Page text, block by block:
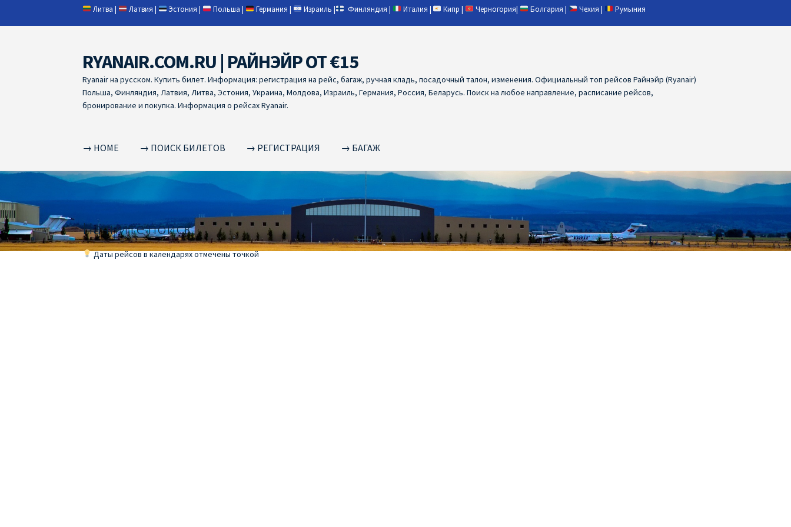
Литва | Латвия | Эстония | Польша | Германия | Израиль | Финляндия | Италия | Кипр | Черногория| Болгария | Чехия | Румыния
Skip
to
navigation
Skip
to
content
RYANAIR.COM.RU | РАЙНЭЙР ОТ €15
Ryanair на русском. Купить билет. Информация: регистрация на рейс, багаж, ручная кладь, посадочный талон, изменения. Официальный топ рейсов Райнэйр (Ryanair)
Польша, Финляндия, Латвия, Литва, Эстония, Украина, Молдова, Израиль, Германия, Россия, Беларусь. Поиск на любое направление, расписание рейсов,
бронирование и покупка. Информация о рейсах Ryanair.
→ HOME → ПОИСК БИЛЕТОВ → РЕГИСТРАЦИЯ → БАГАЖ
HomeRYANAIR | ПОИСК АВИАБИЛЕТОВ Ryanair ГерманияRyanair ГрецияRyanair дешевые авиабилеты
RYANAIR ДОБАВИТЬ БАГАЖRyanair зміниRyanair из ВаршавыRyanair из Вильнюса Ryanair из КаунасаRyanair из ЛаппеенрантыRyanair из Лондона
RYANAIR ИЗ РИГИRyanair из СтокгольмаRYANAIR ИЗ ТАЛЛИНАRyanair из ТампереRYANAIR ИЗ ЧЕХИИ | ПРАГА, ОСТРАВА, ПАРДУБИЦЕ, БРНО
Начните поиск
Даты рейсов в календарях отмечены точкой